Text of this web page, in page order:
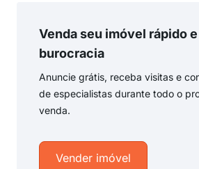
Venda seu imóvel rápido
burocracia
Anuncie grátis, receba visitas e
de especialistas durante todo o
venda.
Vender imóvel